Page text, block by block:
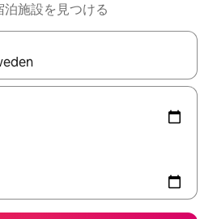
施設を見つける
、上下の矢印キーを使って移動するか